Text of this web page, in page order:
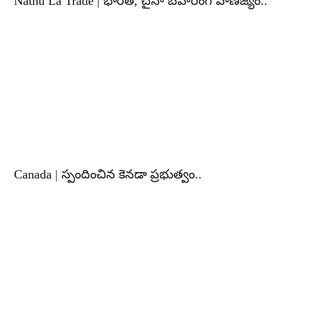
Canada | స్పందించిన కెనడా ప్రభుత్వం..